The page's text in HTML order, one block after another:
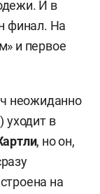
И в
финал. На
и первое
неожиданно
уходит в
, но он,
на